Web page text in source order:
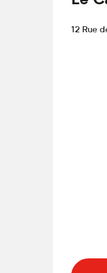
12 Rue